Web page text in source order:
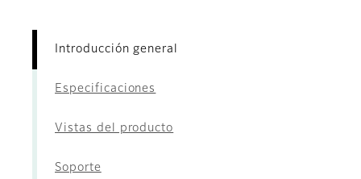
Introducción general
Especificaciones
Vistas del producto
Soporte